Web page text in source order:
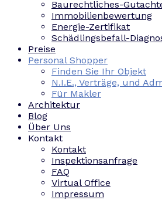
Baurechtliches-
Immobilienbewertung
Energie-Zertifikat
Schädlingsbefall-
Preise
Personal Shopper
Finden Sie Ihr Objekt
N.I.E., Verträge, und
Für Makler
Architektur
Blog
Über Uns
Kontakt
Kontakt
Inspektionsanfrage
FAQ
Virtual Office
Impressum